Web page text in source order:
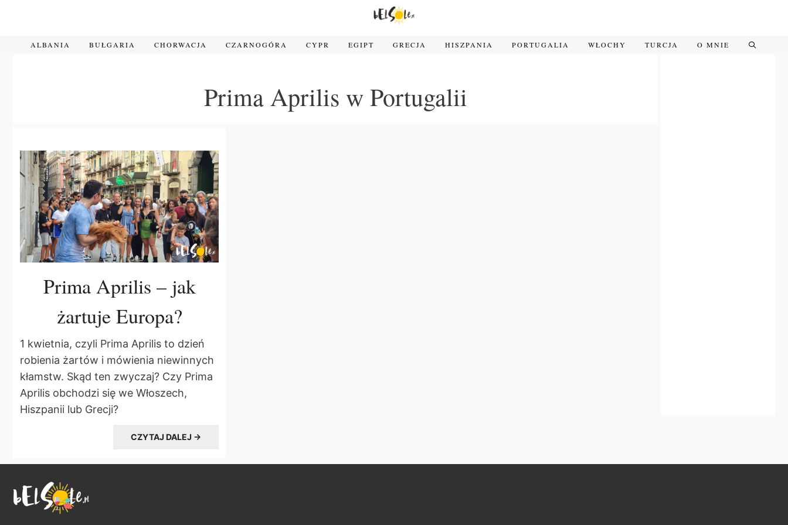
ALBANIA BUŁGARIA CHORWACJA CZARNOGÓRA CYPR EGIPT GRECJA HISZPANIA PORTUGALIA WŁOCHY TURCJA O MNIE
Prima Aprilis w Portugalii
Prima Aprilis – jak
żartuje Europa?
1 kwietnia, czyli Prima Aprilis to dzień
robienia żartów i mówienia niewinnych
kłamstw. Skąd ten zwyczaj? Czy Prima
Aprilis obchodzi się we Włoszech,
Hiszpanii lub Grecji?
CZYTAJ DALEJ →